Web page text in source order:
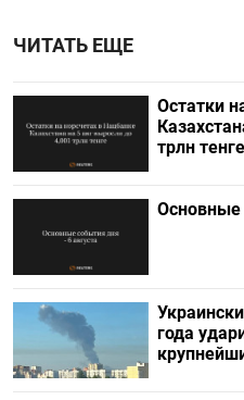
ЧИТАТЬ ЕЩЕ
Остатки
трлн тенге
Основные
года